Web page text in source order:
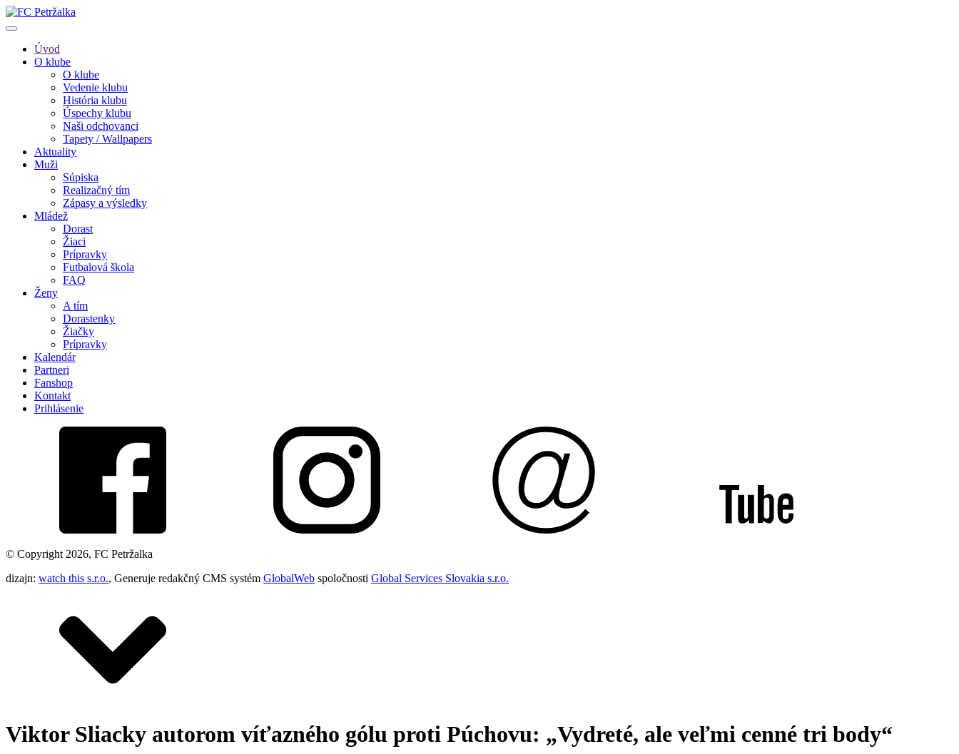
Úvod
O klube
O klube
Vedenie klubu
História klubu
Úspechy klubu
Naši odchovanci
Tapety / Wallpapers
Aktuality
Muži
Súpiska
Realizačný tím
Zápasy a výsledky
Mládež
Dorast
Žiaci
Prípravky
Futbalová škola
FAQ
Ženy
A tím
Dorastenky
Žiačky
Prípravky
Kalendár
Partneri
Fanshop
Kontakt
Prihlásenie
© Copyright 2026, FC Petržalka
dizajn: watch this s.r.o., Generuje redakčný CMS systém GlobalWeb spoločnosti Global Services Slovakia s.r.o.
Viktor Sliacky autorom víťazného gólu proti Púchovu: „Vydreté, ale veľmi cenné tri body“